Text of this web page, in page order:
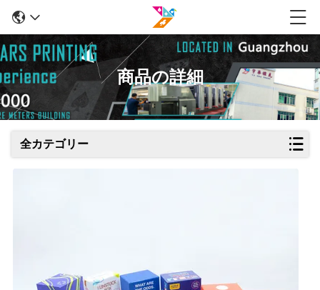
商品の詳細
全カテゴリー